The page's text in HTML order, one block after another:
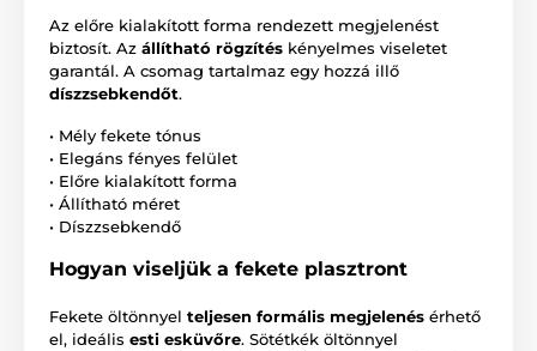
Az előre kialakított forma rendezett megjelenést
biztosít. Az állítható rögzítés kényelmes viseletet
garantál. A csomag tartalmaz egy hozzá illő
díszzsebkendőt.
• Mély fekete tónus
• Elegáns fényes felület
• Előre kialakított forma
• Állítható méret
• Díszzsebkendő
Hogyan viseljük a fekete plasztront
Fekete öltönnyel teljesen formális megjelenés érhető
el, ideális esti esküvőre. Sötétkék öltönnyel